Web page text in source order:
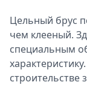
Цельный брус
чем клееный.
специальным
строительстве